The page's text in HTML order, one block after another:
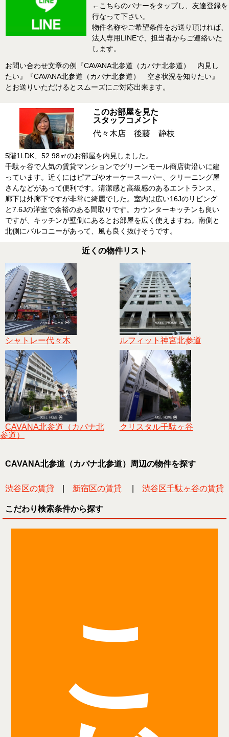
←こちらのバナーをタップし、友達登録を
行なって下さい。
物件名称やご希望条件をお送り頂ければ、
法人専用LINEで、担当者からご連絡いた
します。
お問い合わせ文章の例『CAVANA北参道（カバナ北参道） 内見し
たい』『CAVANA北参道（カバナ北参道） 空き状況を知りたい』
とお送りいただけるとスムーズにご対応出来ます。
このお部屋を見た
スタッフコメント
代々木店 後藤 静枝
5階1LDK、52.98㎡のお部屋を内見しました。
千駄ヶ谷で人気の賃貸マンションでグリーンモール商店街沿いに建
っています。近くにはピアゴやオーケースーパー、クリーニング屋
さんなどがあって便利です。清潔感と高級感のあるエントランス、
廊下は外廊下ですが非常に綺麗でした。室内は広い16Jのリビング
と7.6Jの洋室で余裕のある間取りです。カウンターキッチンも良い
ですが、キッチンが壁側にあるとお部屋を広く使えますね。南側と
北側にバルコニーがあって、風も良く抜けそうです。
近くの物件リスト
シャトレー代々木 ルフィット神宮北参道
CAVANA北参道（カバナ北
参道）
クリスタル千駄ヶ谷
CAVANA北参道（カバナ北参道）周辺の物件を探す
渋谷区の賃貸 新宿区の賃貸 渋谷区千駄ヶ谷の賃貸
こだわり検索条件から探す
こ